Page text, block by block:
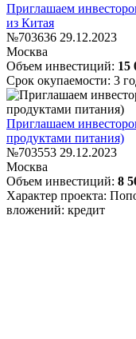
Приглашаем
из Китая
№703636 29.12.2023
Москва
Объем инвестиций: 15
Срок окупаемости: 3
Приглашаем
продуктами питания)
№703553 29.12.2023
Москва
Объем инвестиций: 8
Характер проекта:
вложений: кредит